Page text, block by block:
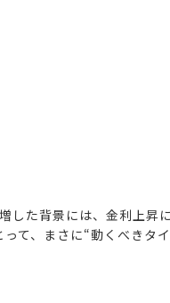
した背景には、金利上昇
て、まさに“動くべきタ